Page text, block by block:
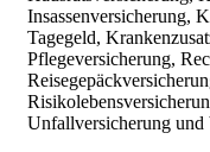
Insassenversicherung,
Tagegeld,
Pflegeversicherung,
Unfallversicherung und